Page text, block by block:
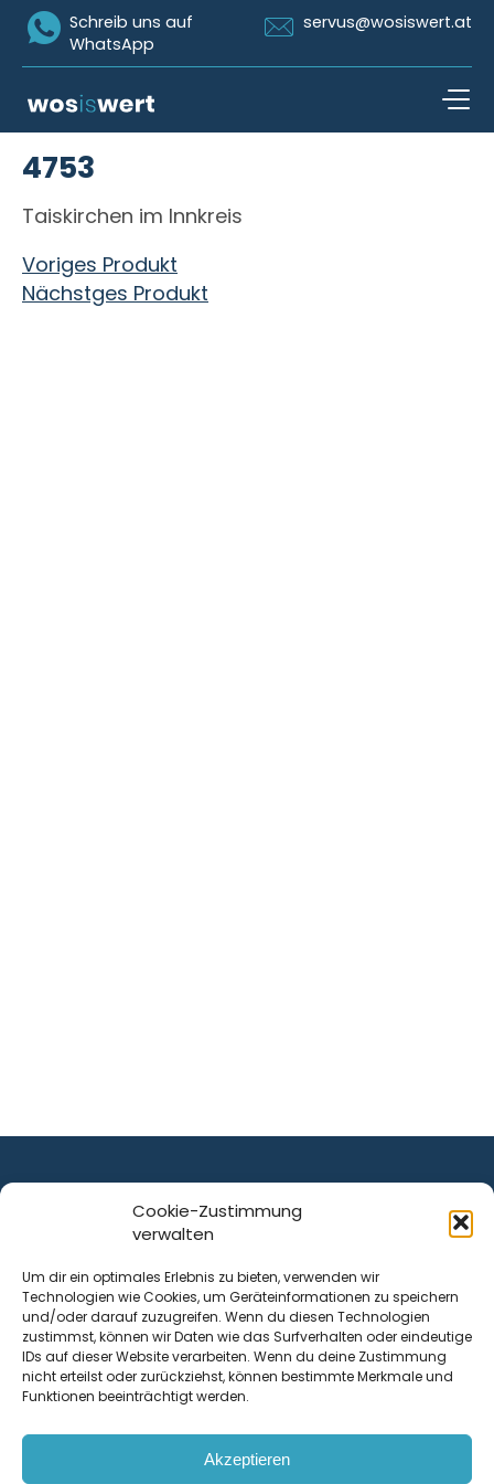
Cookie-Zustimmung
verwalten
Um dir ein optimales Erlebnis zu bieten, verwenden wir
Technologien wie Cookies, um Geräteinformationen zu speichern
und/oder darauf zuzugreifen. Wenn du diesen Technologien
zustimmst, können wir Daten wie das Surfverhalten oder eindeutige
IDs auf dieser Website verarbeiten. Wenn du deine Zustimmung
nicht erteilst oder zurückziehst, können bestimmte Merkmale und
Funktionen beeinträchtigt werden.
Akzeptieren
Icon Whatsapp
Schreib uns auf
WhatsApp
Icon Email
servus@wosiswert.at
4753
Taiskirchen im Innkreis
Beitragsnavigation
Voriges Produkt
Nächstges Produkt
ist ein Service von
Krenn Real GmbH
Tischlerstraße 12
4050Traun| Österreich
Kontakt